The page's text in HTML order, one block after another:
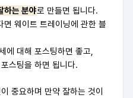
하는 분야로 만들면 됩니다.
웨이트 트레이닝에 관한 블
에 대해 포스팅하면 좋고,
스팅을 하면 됩니다.
중요하며 만약 잘하는 것이